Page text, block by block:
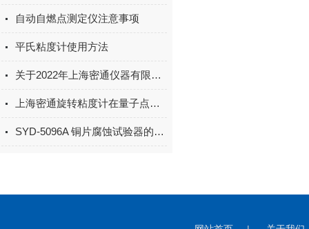
自动自燃点测定仪注意事项
平氏粘度计使用方法
关于2022年上海密通仪器有限公司凡士林滴点仪器升级通知
上海密通旋转粘度计在量子点墨水中的应用
SYD-5096A 铜片腐蚀试验器的试验步骤意义